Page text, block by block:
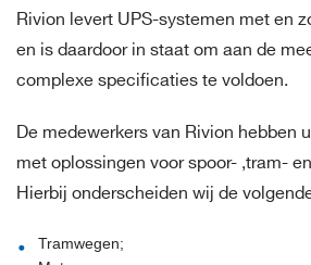
Rivion levert UPS-systemen met en
en is daardoor in staat om aan de
complexe specificaties te voldoen.
De medewerkers van Rivion hebben
met oplossingen voor spoor- ,tram-
Hierbij onderscheiden wij de
Tramwegen;